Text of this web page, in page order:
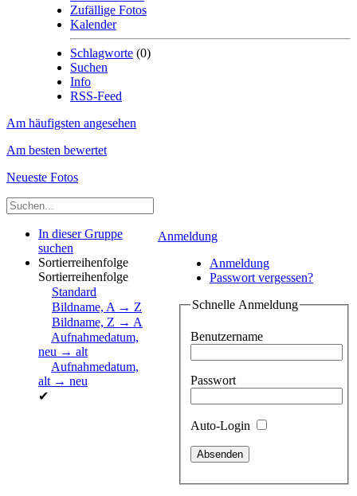
Zufällige Fotos
Kalender
Schlagworte (0)
Suchen
Info
RSS-Feed
Am häufigsten angesehen
Am besten bewertet
Neueste Fotos
Anmeldung
Anmeldung
Passwort vergessen?
Schnelle Anmeldung
Benutzername
Passwort
Auto-Login
In dieser Gruppe
suchen
Sortierreihenfolge
Sortierreihenfolge
Standard
Bildname, A → Z
Bildname, Z → A
Aufnahmedatum,
neu → alt
Aufnahmedatum,
alt → neu
✔